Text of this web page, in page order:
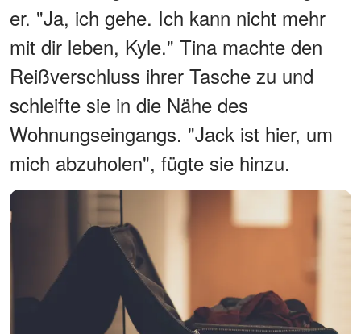
er. "Ja, ich gehe. Ich kann nicht mehr
mit dir leben, Kyle." Tina machte den
Reißverschluss ihrer Tasche zu und
schleifte sie in die Nähe des
Wohnungseingangs. "Jack ist hier, um
mich abzuholen", fügte sie hinzu.